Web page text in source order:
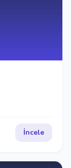
İncele